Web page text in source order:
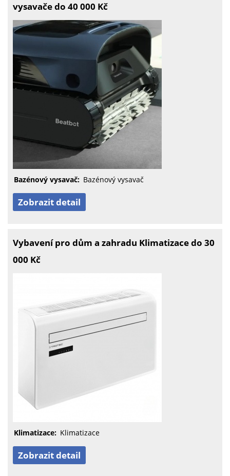
vysavače do 40 000 Kč
Bazénový vysavač: Bazénový vysavač
Zobrazit detail
Vybavení pro dům a zahradu Klimatizace do 30
000 Kč
Klimatizace: Klimatizace
Zobrazit detail